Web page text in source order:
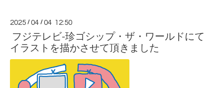
2025 /04 /04 12:50
フジテレビ-珍ゴシップ・ザ・ワールドにて
イラストを描かさせて頂きました